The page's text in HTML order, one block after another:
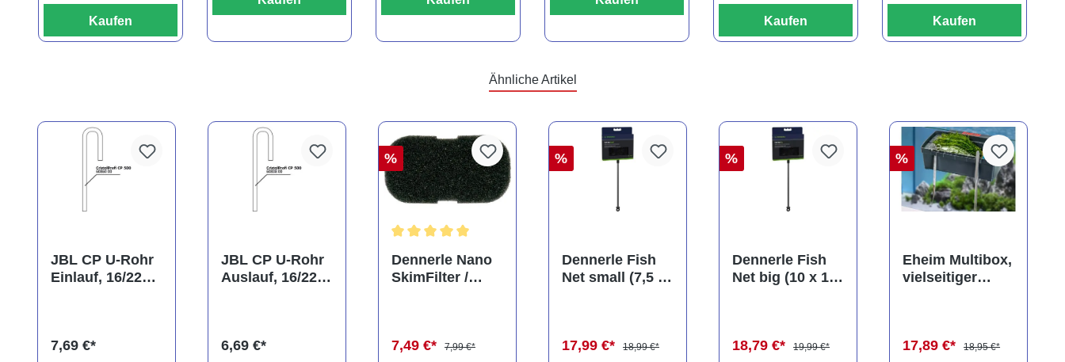
Kaufen Kaufen Kaufen
Ähnliche Artikel
JBL CP U-Rohr
Einlauf, 16/22
7,69 €*
JBL CP U-Rohr
Auslauf, 16/22
6,69 €*
%
Dennerle Nano
SkimFilter /
7,49 €*
7,99 €*
%
Dennerle Fish
Net small (7,5 x
17,99 €*
18,99 €*
%
Dennerle Fish
Net big (10 x 13
18,79 €*
19,99 €*
%
Eheim Multibox,
vielseitiger
17,89 €*
18,95 €*